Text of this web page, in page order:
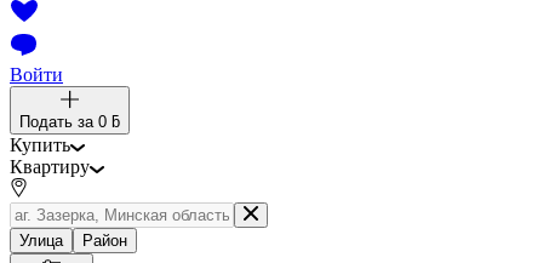
Войти
Подать за 0 ƃ
Купить
Квартиру
Улица Район